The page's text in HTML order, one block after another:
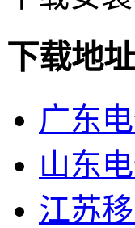
下载地址
广东
山东
江苏